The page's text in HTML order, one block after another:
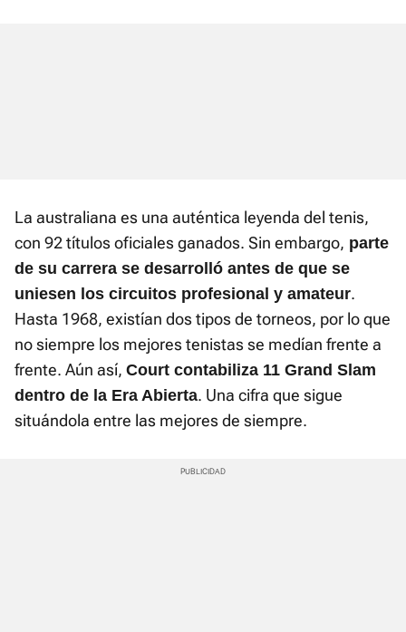
La australiana es una auténtica leyenda del tenis,
con 92 títulos oficiales ganados. Sin embargo, parte
de su carrera se desarrolló antes de que se
uniesen los circuitos profesional y amateur.
Hasta 1968, existían dos tipos de torneos, por lo que
no siempre los mejores tenistas se medían frente a
frente. Aún así, Court contabiliza 11 Grand Slam
dentro de la Era Abierta. Una cifra que sigue
situándola entre las mejores de siempre.